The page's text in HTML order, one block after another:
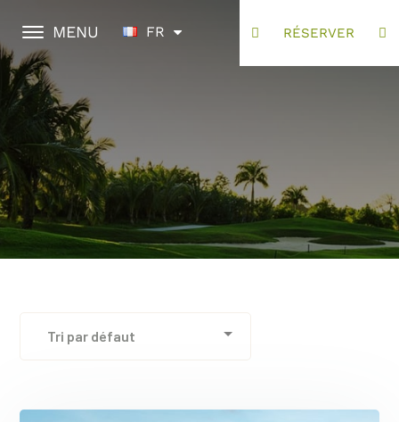
MENU FR RÉSERVER